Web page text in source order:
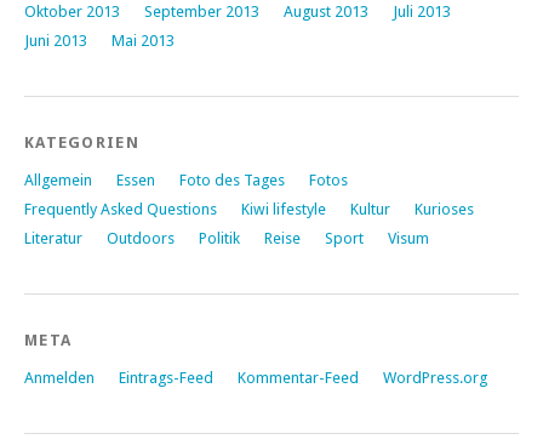
Oktober 2013
September 2013 August 2013
Juli 2013
Juni 2013
Mai 2013
KATEGORIEN
Allgemein Essen Foto des Tages
Fotos
Frequently Asked Questions
Kiwi lifestyle Kultur
Kurioses
Literatur
Outdoors Politik Reise Sport Visum
META
Anmelden Eintrags-Feed Kommentar-Feed WordPress.org